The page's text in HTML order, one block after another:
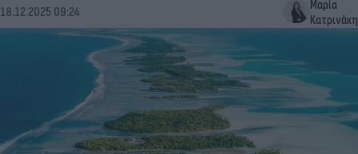
18.12.2025 09:24
Μαρία
Κατρινάκη